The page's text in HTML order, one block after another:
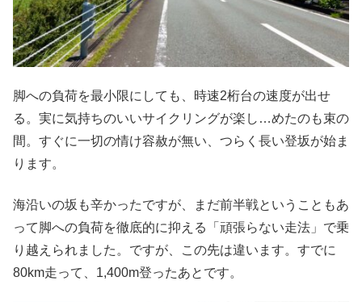
脚への負荷を最小限にしても、時速2桁台の速度が出せ
る。実に気持ちのいいサイクリングが楽し…めたのも束の
間。すぐに一切の情け容赦が無い、つらく長い登坂が始ま
ります。
海沿いの坂も辛かったですが、まだ前半戦ということもあ
って脚への負荷を徹底的に抑える「頑張らない走法」で乗
り越えられました。ですが、この先は違います。すでに
80km走って、1,400m登ったあとです。